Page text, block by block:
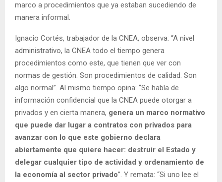
marco a procedimientos que ya estaban sucediendo de
manera informal.
Ignacio Cortés, trabajador de la CNEA, observa: “A nivel
administrativo, la CNEA todo el tiempo genera
procedimientos como este, que tienen que ver con
normas de gestión. Son procedimientos de calidad. Son
algo normal”. Al mismo tiempo opina: “Se habla de
información confidencial que la CNEA puede otorgar a
privados y en cierta manera, genera un marco normativo
que puede dar lugar a contratos con privados para
avanzar con lo que este gobierno declara
abiertamente que quiere hacer: destruir el Estado y
delegar cualquier tipo de actividad y ordenamiento de
la economía al sector privado”. Y remata: “Si uno lee el